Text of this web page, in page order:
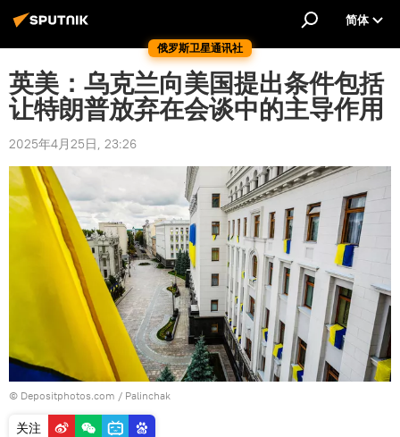
俄罗斯卫星通讯社
简体
英美：乌克兰向美国提出条件包括
让特朗普放弃在会谈中的主导作用
2025年4月25日, 23:26
© Depositphotos.com / Рalinchak
关注